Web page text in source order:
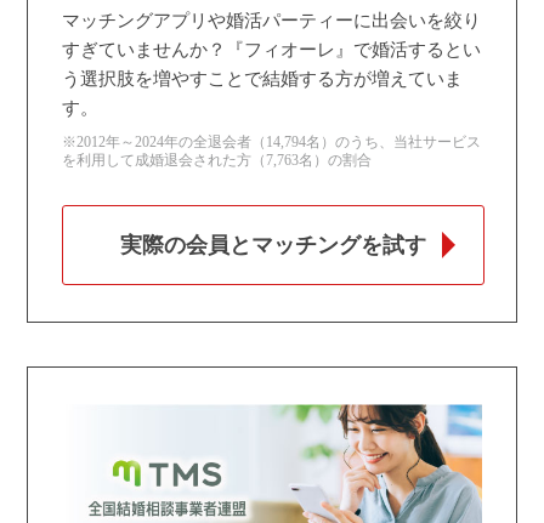
マッチングアプリや婚活パーティーに出会いを絞り
すぎていませんか？『フィオーレ』で婚活するとい
う選択肢を増やすことで結婚する方が増えていま
す。
※2012年～2024年の全退会者（14,794名）のうち、当社サービス
を利用して成婚退会された方（7,763名）の割合
実際の会員とマッチングを試す